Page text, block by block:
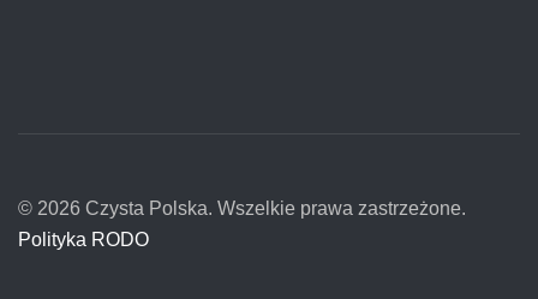
© 2026 Czysta Polska. Wszelkie prawa zastrzeżone.
Polityka RODO